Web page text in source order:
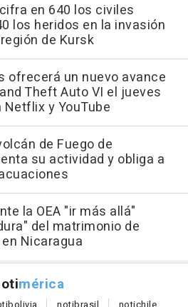
en 640 los civiles
los heridos en la invasión
de Kursk
ofrecerá un nuevo avance
Theft Auto VI el jueves
y YouTube
de Fuego de
su actividad y obliga a
la OEA "ir más allá"
del matrimonio de
Nicaragua
mérica